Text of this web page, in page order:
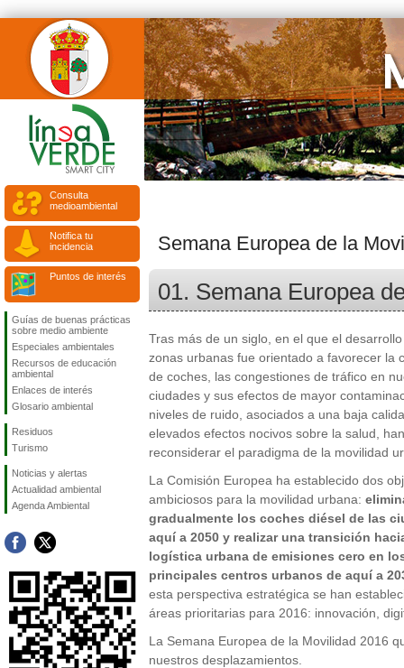
Consulta
medioambiental
Notifica tu
incidencia
Puntos de interés
Guías de buenas prácticas
sobre medio ambiente
Especiales ambientales
Recursos de educación
ambiental
Enlaces de interés
Glosario ambiental
Residuos
Turismo
Noticias y alertas
Actualidad ambiental
Agenda Ambiental
Semana Europea de la
01. Semana Europea
Tras más de un siglo, en el que el
zonas urbanas fue orientado a favorecer la
de coches, las congestiones de tráfico en
ciudades y sus efectos de mayor
niveles de ruido, asociados a una baja
elevados efectos nocivos sobre la salud,
reconsiderar el paradigma de la movilidad
La Comisión Europea ha establecido dos
ambiciosos para la movilidad urbana:
gradualmente los coches diésel de las
aquí a 2050 y realizar una transición
logística urbana de emisiones cero en
principales centros urbanos de aquí a
esta perspectiva estratégica se han
áreas prioritarias para 2016: innovación,
La Semana Europea de la Movilidad 2016
nuestros desplazamientos.